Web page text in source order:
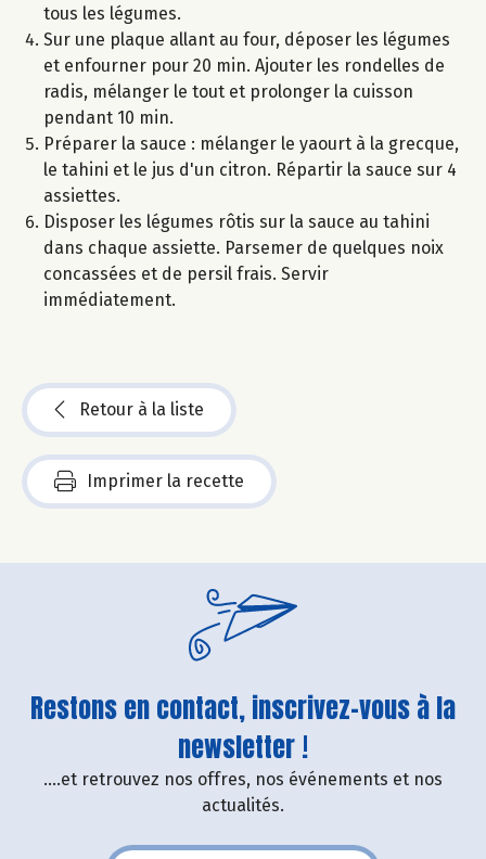
tous les légumes.
Sur une plaque allant au four, déposer les légumes
et enfourner pour 20 min. Ajouter les rondelles de
radis, mélanger le tout et prolonger la cuisson
pendant 10 min.
Préparer la sauce : mélanger le yaourt à la grecque,
le tahini et le jus d'un citron. Répartir la sauce sur 4
assiettes.
Disposer les légumes rôtis sur la sauce au tahini
dans chaque assiette. Parsemer de quelques noix
concassées et de persil frais. Servir
immédiatement.
Retour à la liste
Imprimer la recette
Restons en contact, inscrivez-vous à la
newsletter !
....et retrouvez nos offres, nos événements et nos
actualités.